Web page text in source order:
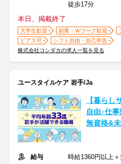
徒歩17分
本日、掲載終了
大学生歓迎 副業・Ｗワーク歓迎
ピアス可
シフト自由・自己申告
株式会社コシダカの求人一覧を見る
ユースタイルケア 岩手/Ja
【暮らし
自由♪仕
無資格&
給与
時給1360円以上